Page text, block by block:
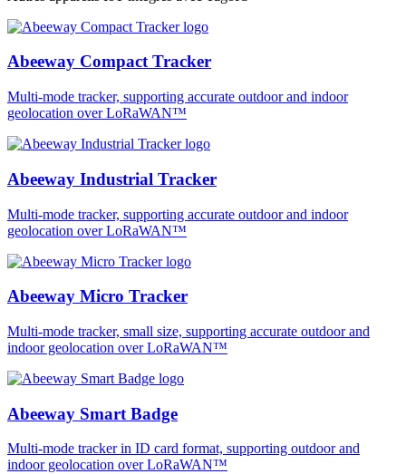
Abeeway Compact Tracker
Multi-mode tracker, supporting accurate outdoor and indoor
geolocation over LoRaWAN™
Abeeway Industrial Tracker
Multi-mode tracker, supporting accurate outdoor and indoor
geolocation over LoRaWAN™
Abeeway Micro Tracker
Multi-mode tracker, small size, supporting accurate outdoor and
indoor geolocation over LoRaWAN™
Abeeway Smart Badge
Multi-mode tracker in ID card format, supporting outdoor and
indoor geolocation over LoRaWAN™